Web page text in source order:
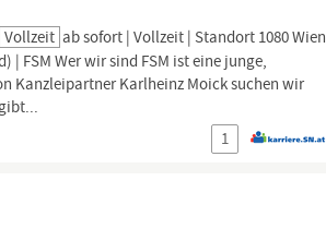
Vollzeit ab sofort | Vollzeit | Standort 1080 Wien
FSM Wer wir sind FSM ist eine junge,
Kanzleipartner Karlheinz Moick suchen wir
1